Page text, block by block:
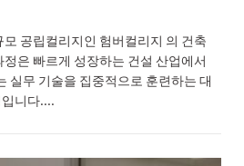
공립컬리지인 험버컬리지 의 건축
은 빠르게 성장하는 건설 산업에서
실무 기술을 집중적으로 훈련하는 대
입니다.…